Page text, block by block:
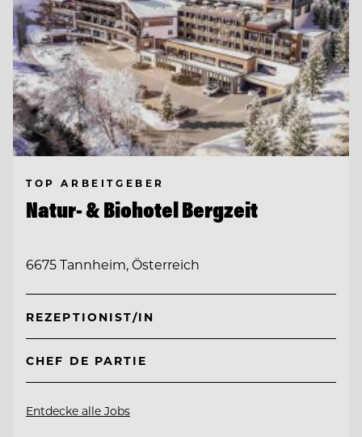
TOP ARBEITGEBER
Natur- & Biohotel Bergzeit
6675 Tannheim, Österreich
REZEPTIONIST/IN
CHEF DE PARTIE
Entdecke alle Jobs